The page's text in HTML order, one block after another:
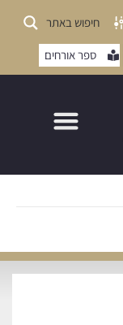
ספר אורחים
חיפוש באתר